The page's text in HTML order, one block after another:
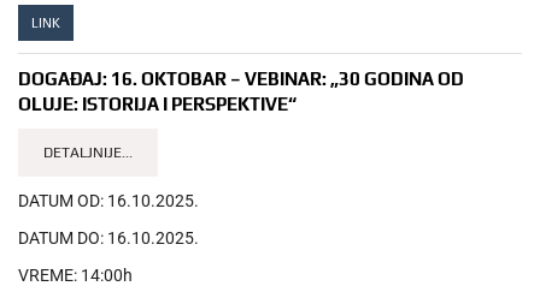
LINK
DOGAĐAJ: 16. OKTOBAR – VEBINAR: „30 GODINA OD
OLUJE: ISTORIJA I PERSPEKTIVE“
DETALJNIJE...
DATUM OD: 16.10.2025.
DATUM DO: 16.10.2025.
VREME: 14:00h